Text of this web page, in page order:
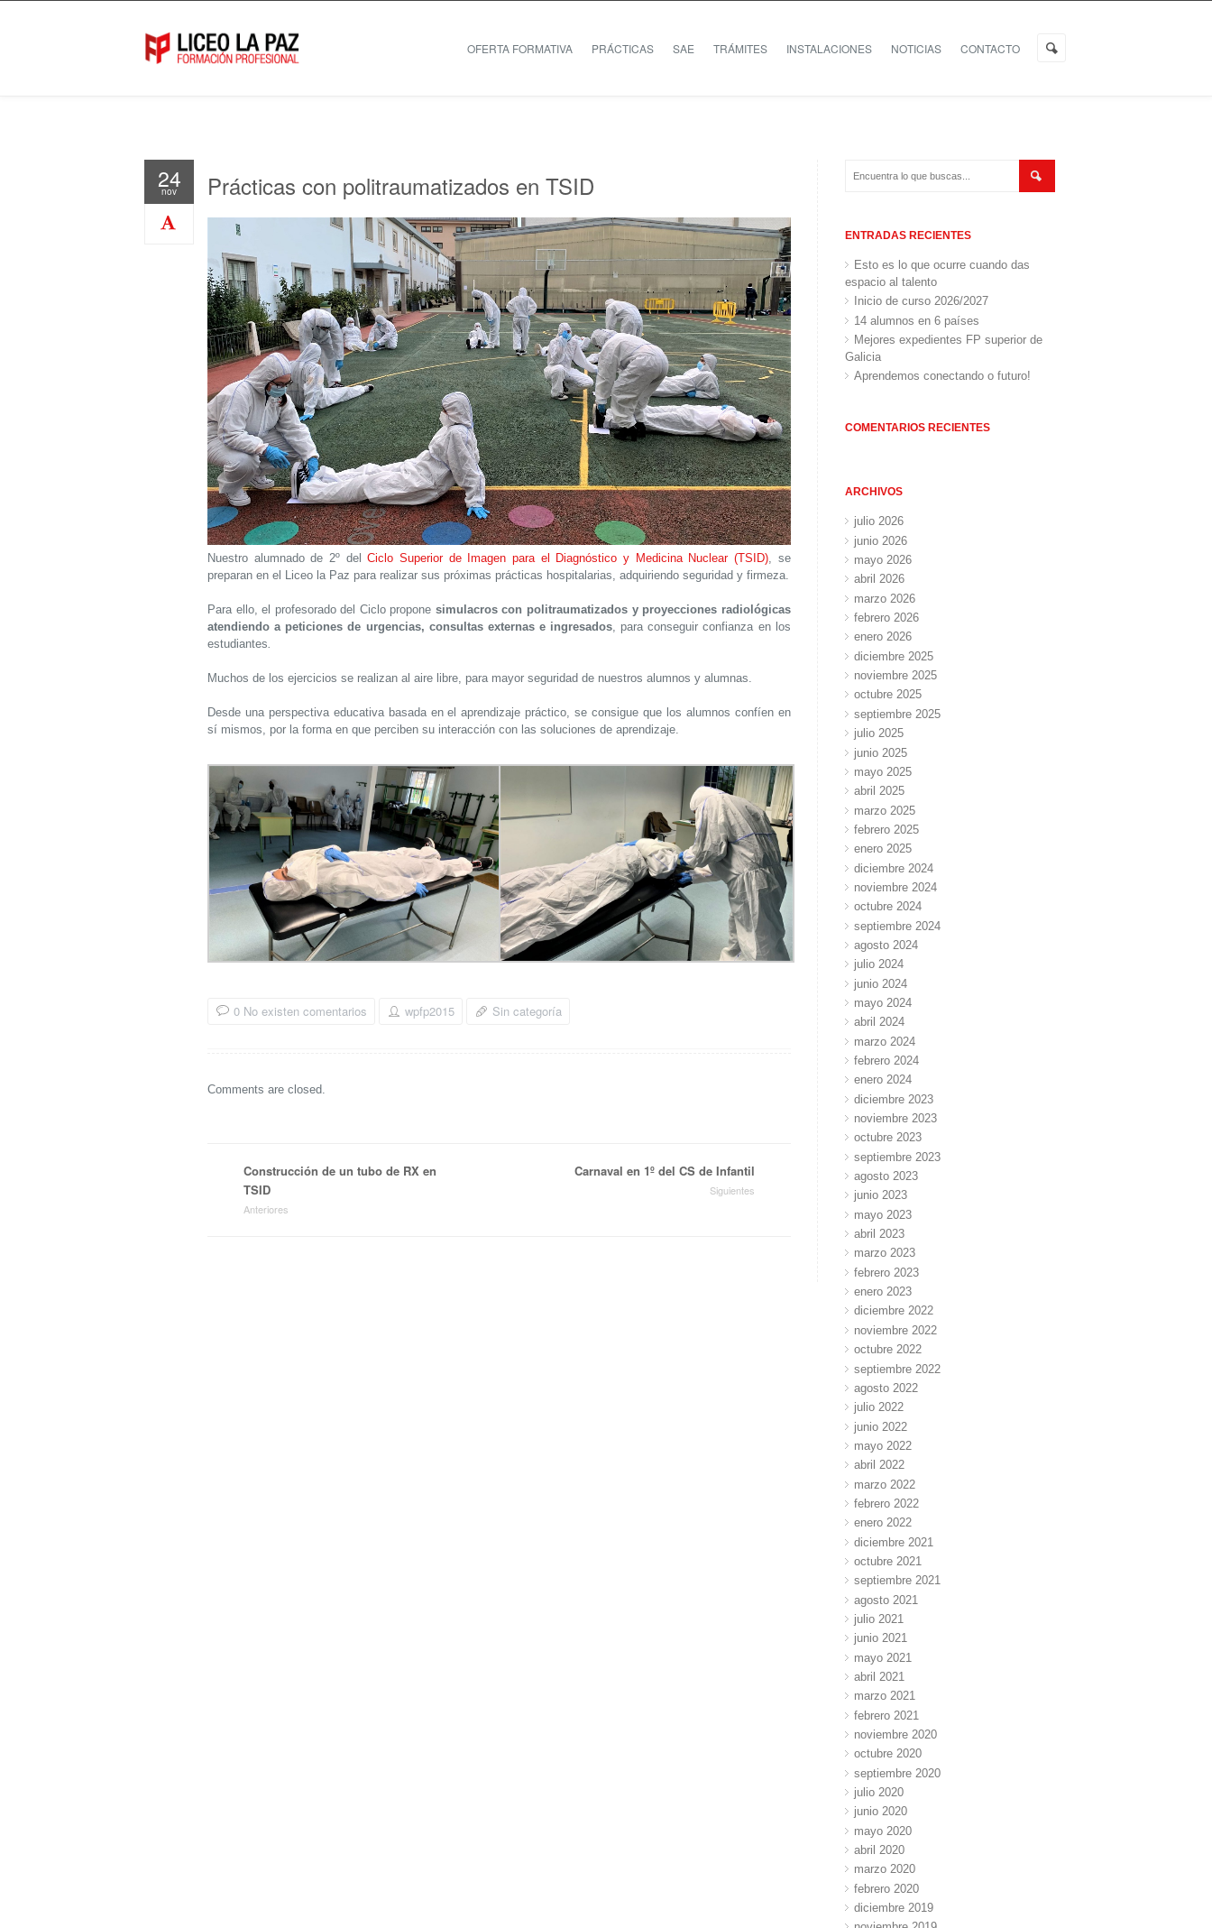
OFERTA FORMATIVA PRÁCTICAS SAE TRÁMITES INSTALACIONES NOTICIAS CONTACTO
24
nov Prácticas con politraumatizados en TSID
Nuestro alumnado de 2º delCiclo Superior de Imagen para el Diagnóstico y Medicina Nuclear (TSID), se
preparan en el Liceo la Paz para realizar sus próximas prácticas hospitalarias, adquiriendo seguridad y firmeza.
Para ello, el profesorado del Ciclo propone simulacros con politraumatizados y proyecciones radiológicas
atendiendo a peticiones de urgencias, consultas externas e ingresados, para conseguir confianza en los
estudiantes.
Muchos de los ejercicios se realizan al aire libre, para mayor seguridad de nuestros alumnos y alumnas.
Desde una perspectiva educativa basada en el aprendizaje práctico, se consigue que los alumnos confíen en
sí mismos, por la forma en que perciben su interacción con las soluciones de aprendizaje.
0 No existen comentarios wpfp2015 Sin categoría
Comments are closed.
Construcción de un tubo de RX en
TSID
Anteriores
Carnaval en 1º del CS de Infantil
Siguientes
ENTRADAS RECIENTES
Esto es lo que ocurre cuando das
espacio al talento
Inicio de curso 2026/2027
14 alumnos en 6 países
Mejores expedientes FP superior de
Galicia
Aprendemos conectando o futuro!
COMENTARIOS RECIENTES
ARCHIVOS
julio 2026
junio 2026
mayo 2026
abril 2026
marzo 2026
febrero 2026
enero 2026
diciembre 2025
noviembre 2025
octubre 2025
septiembre 2025
julio 2025
junio 2025
mayo 2025
abril 2025
marzo 2025
febrero 2025
enero 2025
diciembre 2024
noviembre 2024
octubre 2024
septiembre 2024
agosto 2024
julio 2024
junio 2024
mayo 2024
abril 2024
marzo 2024
febrero 2024
enero 2024
diciembre 2023
noviembre 2023
octubre 2023
septiembre 2023
agosto 2023
junio 2023
mayo 2023
abril 2023
marzo 2023
febrero 2023
enero 2023
diciembre 2022
noviembre 2022
octubre 2022
septiembre 2022
agosto 2022
julio 2022
junio 2022
mayo 2022
abril 2022
marzo 2022
febrero 2022
enero 2022
diciembre 2021
octubre 2021
septiembre 2021
agosto 2021
julio 2021
junio 2021
mayo 2021
abril 2021
marzo 2021
febrero 2021
noviembre 2020
octubre 2020
septiembre 2020
julio 2020
junio 2020
mayo 2020
abril 2020
marzo 2020
febrero 2020
diciembre 2019